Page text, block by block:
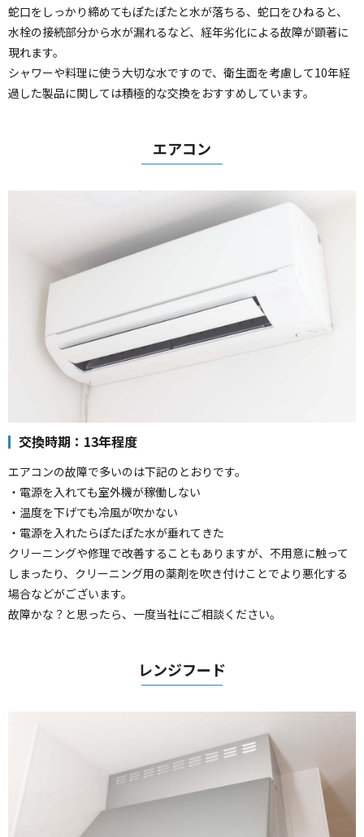
蛇口をしっかり締めてもぽたぽたと水が落ちる、蛇口をひねると、
水栓の接続部分から水が漏れるなど、経年劣化による故障が顕著に
現れます。
シャワーや料理に使う大切な水ですので、衛生面を考慮して10年経
過した製品に関しては積極的な交換をおすすめしています。
エアコン
交換時期：13年程度
エアコンの故障で多いのは下記のとおりです。
・電源を入れても室外機が稼働しない
・温度を下げても冷風が吹かない
・電源を入れたらぽたぽた水が垂れてきた
クリーニングや修理で改善することもありますが、不用意に触って
しまったり、クリーニング用の薬剤を吹き付けことでより悪化する
場合などがございます。
故障かな？と思ったら、一度当社にご相談ください。
レンジフード